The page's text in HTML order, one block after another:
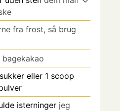
fra frost, så brug
bagekakao
eller 1 scoop
isterninger jeg